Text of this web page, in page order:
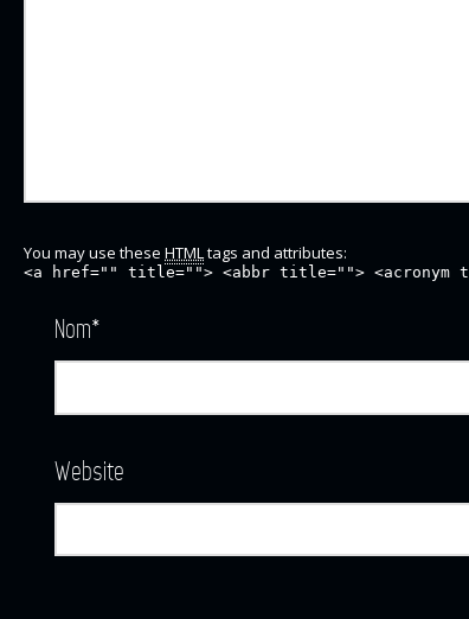
You may use these HTMLtags and attributes:
<a href="" title=""> <abbr title=""> <acronym
Nom*
Website